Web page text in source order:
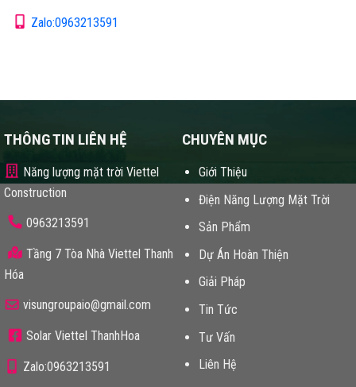
Zalo:0963213591
THÔNG TIN LIÊN HỆ
Năng lượng mặt trời Viettel
Construction
0963213591
Tầng 7 Tòa Nhà Viettel Thanh
Hóa
visungroupaio@gmail.com
Solar Viettel ThanhHoa
Zalo:0963213591
CHUYÊN MỤC
Giới Thiệu
Điện Năng Lượng Mặt Trời
Sản Phẩm
Dự Án Hoàn Thiện
Giải Pháp
Tin Tức
Tư Vấn
Liên Hệ